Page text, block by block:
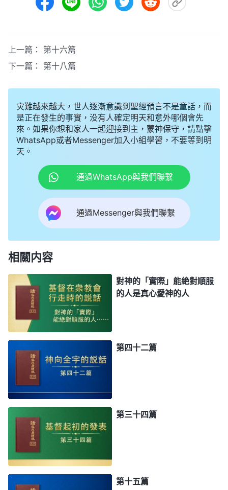
上一篇： 第十六篇
下一篇： 第十八篇
灾難越來越大，世人逐漸意識到聖經預言不是童話，而
是正在發生的事實，没有人確定明天和意外哪個會先
來。如果你想和家人一起迎接到主，蒙神保守，請點擊
WhatsApp或者Messenger加入小組學習，不要等到明
天。
通過WhatsApp與我們聯繫
通過Messenger與我們聯繫
相關内容
對神的「實際」能絶對順服
的人是真心愛神的人
第四十二篇
第三十四篇
第十五篇